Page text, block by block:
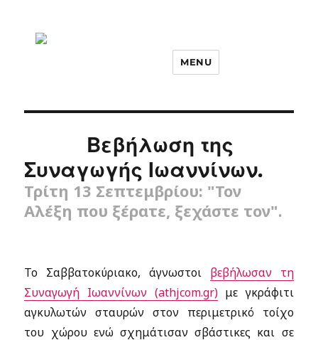
MENU
Βεβήλωση της
Συναγωγής Ιωαννίνων.
Τρίτη 13 Σεπτεμβρίου: "Τον
Αλέξη που ξέρατε, ξεχάστε τον".
Το Σαββατοκύριακο, άγνωστοι βεβήλωσαν τη
Συναγωγή Ιωαννίνων (athjcom.gr)με γκράφιτι
αγκυλωτών σταυρών στον περιμετρικό τοίχο
του χώρου ενώ σχημάτισαν σβάστικες και σε